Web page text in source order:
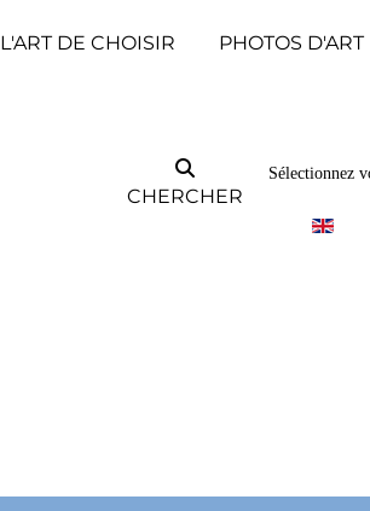
L'ART DE CHOISIR PHOTOS D'ART
CHERCHER
Sélectionnez